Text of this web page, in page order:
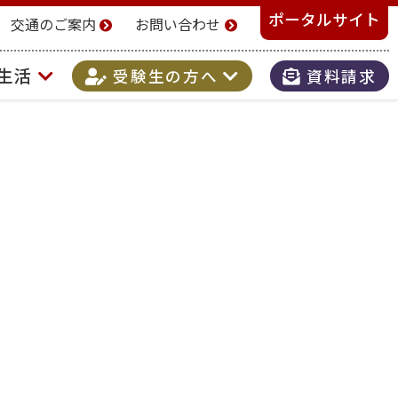
交通のご案内 お問い合わせ ポータルサイト
活 受験生の方へ 資料請求